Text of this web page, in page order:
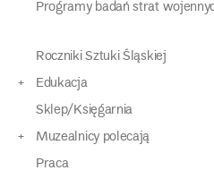
Programy badań strat
Roczniki Sztuki Śląskiej
Edukacja
Sklep/Księgarnia
Muzealnicy polecają
Praca